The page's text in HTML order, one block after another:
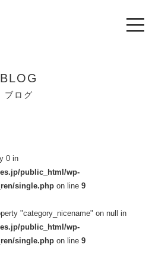
BLOG
ブログ
0 in
public_html/wp-
single.php on line9
"category_nicename" on null in
public_html/wp-
single.php on line9